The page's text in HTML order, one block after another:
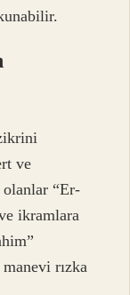
ve
olanlar “Er-
ikramlara
rızka